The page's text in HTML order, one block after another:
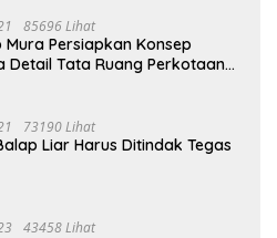
85696 Lihat
Mura Persiapkan Konsep
Detail Tata Ruang Perkotaan
73190 Lihat
Liar Harus Ditindak Tegas
43458 Lihat